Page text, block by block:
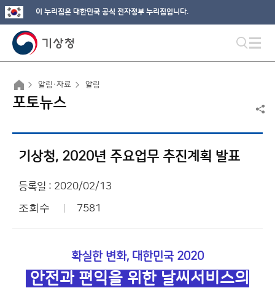
이 누리집은 대한민국 공식 전자정부 누리집입니다.
알림·자료 알림
포토뉴스
기상청, 2020년 주요업무 추진계획 발표
등록일 : 2020/02/13
조회수 7581
확실한 변화, 대한민국 2020
안전과 편익을 위한 날씨서비스의